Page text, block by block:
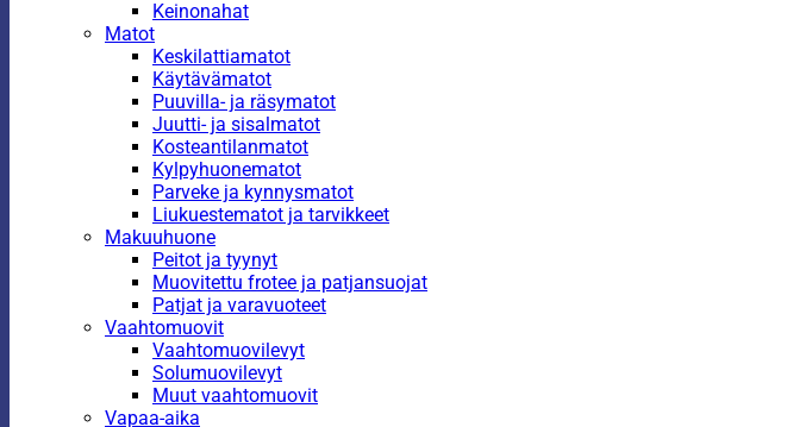
Keinonahat
Matot
Keskilattiamatot
Käytävämatot
Puuvilla- ja räsymatot
Juutti- ja sisalmatot
Kosteantilanmatot
Kylpyhuonematot
Parveke ja kynnysmatot
Liukuestematot ja tarvikkeet
Makuuhuone
Peitot ja tyynyt
Muovitettu frotee ja patjansuojat
Patjat ja varavuoteet
Vaahtomuovit
Vaahtomuovilevyt
Solumuovilevyt
Muut vaahtomuovit
Vapaa-aika